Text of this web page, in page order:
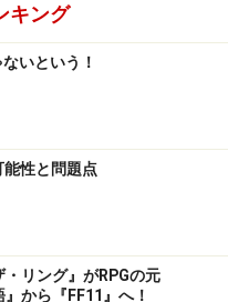
キング
いという！
能性と問題点
・リング』がRPGの元
から『FF11』へ！